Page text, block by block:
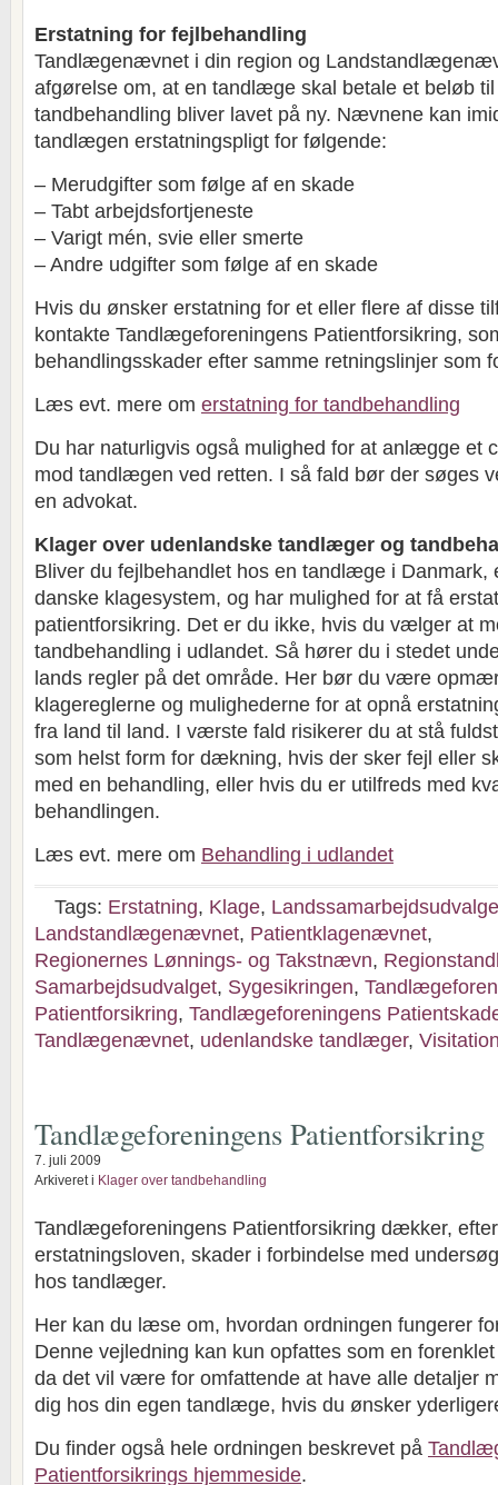
Erstatning for fejlbehandling
Tandlægenævnet i din region og
afgørelse om, at en tandlæge skal betale et beløb
tandbehandling bliver lavet på ny. Nævnene kan
tandlægen erstatningspligt for følgende:
– Merudgifter som følge af en skade
– Tabt arbejdsfortjeneste
– Varigt mén, svie eller smerte
– Andre udgifter som følge af en skade
Hvis du ønsker erstatning for et eller flere af disse
kontakte Tandlægeforeningens Patientforsikring,
behandlingsskader efter samme retningslinjer som
Læs evt. mere om erstatning for tandbehandling
Du har naturligvis også mulighed for at anlægge et
mod tandlægen ved retten. I så fald bør der søges
en advokat.
Klager over udenlandske tandlæger og
Bliver du fejlbehandlet hos en tandlæge i
danske klagesystem, og har mulighed for at få
patientforsikring. Det er du ikke, hvis du vælger at
tandbehandling i udlandet. Så hører du i stedet
lands regler på det område. Her bør du være
klagereglerne og mulighederne for at opnå
fra land til land. I værste fald risikerer du at stå
som helst form for dækning, hvis der sker fejl eller
med en behandling, eller hvis du er utilfreds med
behandlingen.
Læs evt. mere om Behandling i udlandet
Tags: Erstatning, Klage,
Landstandlægenævnet, Patientklagenævnet,
Regionernes Lønnings- og Takstnævn,
Samarbejdsudvalget, Sygesikringen,
Patientforsikring, Tandlægeforeningens
Tandlægenævnet, udenlandske tandlæger,
Tandlægeforeningens Patientforsikring
7. juli 2009
Arkiveret i Klager over tandbehandling
Tandlægeforeningens Patientforsikring dækker,
erstatningsloven, skader i forbindelse med
hos tandlæger.
Her kan du læse om, hvordan ordningen fungerer
Denne vejledning kan kun opfattes som en
da det vil være for omfattende at have alle detaljer
dig hos din egen tandlæge, hvis du ønsker
Du finder også hele ordningen beskrevet på
Patientforsikrings hjemmeside.